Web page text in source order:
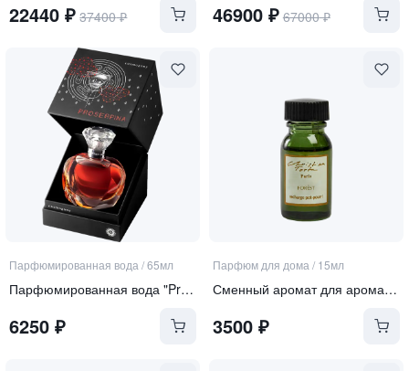
22440 ₽ 37400₽ 46900₽ 67000₽
Парфюмированная вода /65мл
Парфюмированная вода "Proserpina"
6250 ₽
Парфюм для дома / 15мл
Сменный аромат для аромапопурри "Forets"
3500₽